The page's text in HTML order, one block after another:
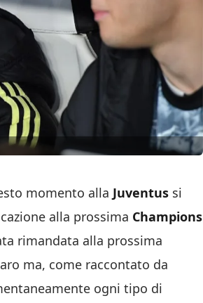
momento alla Juventus si
alla prossima Champions
rimandata alla prossima
ma, come raccontato da
ogni tipo di